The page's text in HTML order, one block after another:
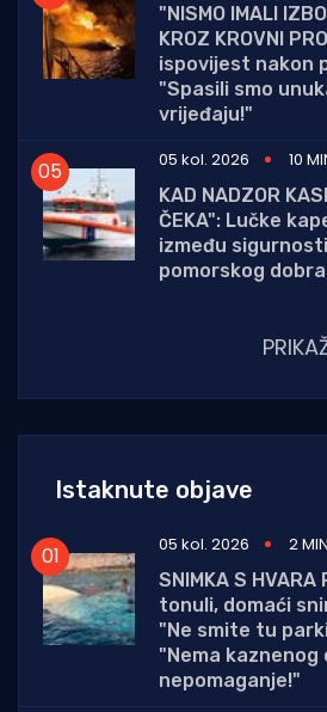
"NISMO IMALI
KROZ KROVNI
ispovijest nakon
"Spasili smo
vrijeđaju!"
05 kol. 2026
10
KAD NADZOR
ČEKA": Lučke
između
pomorskog dobra
Istaknute objave
05 kol. 2026
2
SNIMKA S
tonuli, domaći
"Ne smite tu
"Nema kaznenog
nepomaganje!"